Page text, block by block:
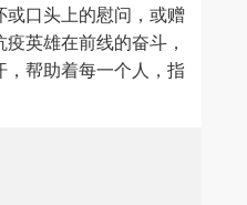
口头上的慰问，或赠
英雄在前线的奋斗，
帮助着每一个人，指